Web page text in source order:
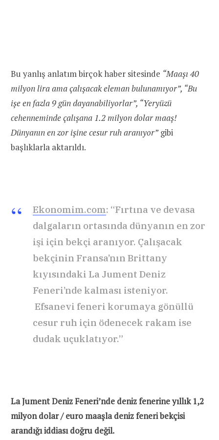
Bu yanlış anlatım birçok haber sitesinde “Maaşı 40
milyon lira ama çalışacak eleman bulunamıyor”, “Bu
işe en fazla 9 gün dayanabiliyorlar”, “Yeryüzü
cehenneminde çalışana 1.2 milyon dolar maaş!
Dünyanın en zor işine cesur ruh aranıyor” gibi
başlıklarla aktarıldı.
Ekonomim.com: “Fırtına ve devasa
dalgaların ortasında dünyanın en zor
işi için bekçi aranıyor. Çalışacak
bekçinin Fransa’nın Brittany
kıyısındaki La Jument Deniz
Feneri’nde kalması isteniyor.
Efsanevi feneri korumaya gönüllü
cesur ruh için ödenecek rakam ise
dudak uçuklatıyor.”
La Jument Deniz Feneri’nde deniz fenerine yıllık 1,2
milyon dolar / euro maaşla deniz feneri bekçisi
arandığı iddiası doğru değil.